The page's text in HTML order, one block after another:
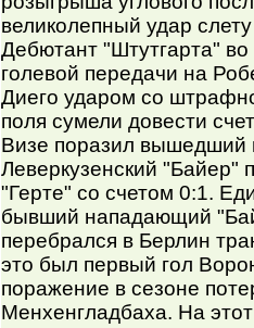
великолепный удар
Дебютант "Штутгарта"
голевой передачи на
Диего ударом со
поля сумели довести
Визе поразил вышедший
Леверкузенский "Байер"
"Герте" со счетом 0:1.
бывший нападающий
перебрался в Берлин
это был первый гол
поражение в сезоне
Менхенгладбаха. На